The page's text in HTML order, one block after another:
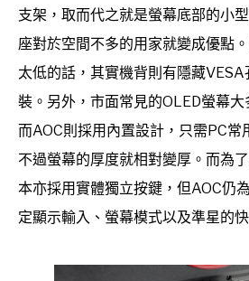
支架，取而代之就是螢幕底部的小
座對於空間不多的用家就變成優點
太低的話，其實機背則有隱藏
裝。另外，市面常見的OLED螢幕大
而AOC則採用內置設計，只需PC常
不過螢幕的厚度就相對變厚。而為
本亦採用實體獨立按鍵，但AOC仍
定顯示輸入、螢幕模式以及準星的